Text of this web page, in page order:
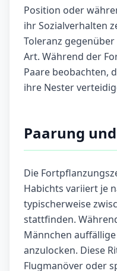
Position oder
ihr Sozialverhalten
Toleranz
Art. Während der
Paare beobachten,
ihre Nester
Paarung
Die
Habichts variiert je
typischerweise
stattfinden.
Männchen
anzulocken. Diese
Flugmanöver oder